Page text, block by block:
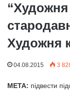
“Художня
Художня
04.08.2015 3
МЕТА: підвести